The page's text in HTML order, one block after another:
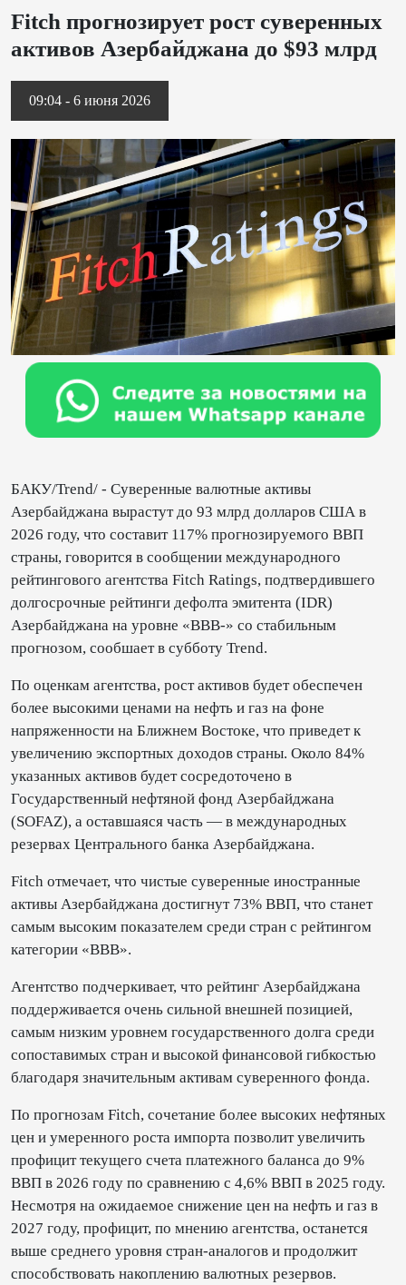
Fitch прогнозирует рост суверенных
активов Азербайджана до $93 млрд
09:04 - 6 июня 2026
БАКУ/Trend/ - Суверенные валютные активы
Азербайджана вырастут до 93 млрд долларов США в
2026 году, что составит 117% прогнозируемого ВВП
страны, говорится в сообщении международного
рейтингового агентства Fitch Ratings, подтвердившего
долгосрочные рейтинги дефолта эмитента (IDR)
Азербайджана на уровне «BBB-» со стабильным
прогнозом, сообшает в субботу Trend.
По оценкам агентства, рост активов будет обеспечен
более высокими ценами на нефть и газ на фоне
напряженности на Ближнем Востоке, что приведет к
увеличению экспортных доходов страны. Около 84%
указанных активов будет сосредоточено в
Государственный нефтяной фонд Азербайджана
(SOFAZ), а оставшаяся часть — в международных
резервах Центрального банка Азербайджана.
Fitch отмечает, что чистые суверенные иностранные
активы Азербайджана достигнут 73% ВВП, что станет
самым высоким показателем среди стран с рейтингом
категории «BBB».
Агентство подчеркивает, что рейтинг Азербайджана
поддерживается очень сильной внешней позицией,
самым низким уровнем государственного долга среди
сопоставимых стран и высокой финансовой гибкостью
благодаря значительным активам суверенного фонда.
По прогнозам Fitch, сочетание более высоких нефтяных
цен и умеренного роста импорта позволит увеличить
профицит текущего счета платежного баланса до 9%
ВВП в 2026 году по сравнению с 4,6% ВВП в 2025 году.
Несмотря на ожидаемое снижение цен на нефть и газ в
2027 году, профицит, по мнению агентства, останется
выше среднего уровня стран-аналогов и продолжит
способствовать накоплению валютных резервов.